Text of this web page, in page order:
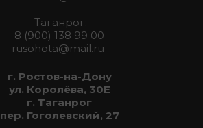
Таганрог:
8 (900) 138 99 00
rusohota@mail.ru
г. Ростов-на-Дону
ул. Королёва, 30Е
г. Таганрог
пер. Гоголевский, 27